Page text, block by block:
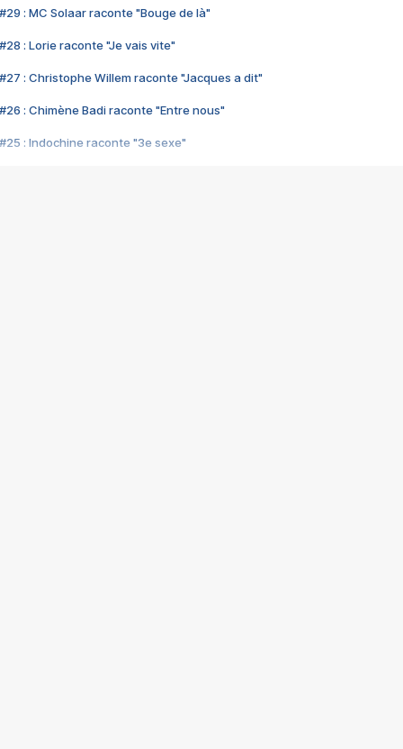
#29 : MC Solaar raconte "Bouge de là"
#28 : Lorie raconte "Je vais vite"
#27 : Christophe Willem raconte "Jacques a dit"
#26 : Chimène Badi raconte "Entre nous"
#25 : Indochine raconte "3e sexe"